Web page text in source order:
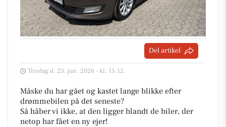
Del artikel
Tirsdag d. 23. jun. 2026 - kl. 15:12
Måske du har gået og kastet lange blikke efter
drømmebilen på det seneste?
Så håber vi ikke, at den ligger blandt de biler, der
netop har fået en ny ejer!